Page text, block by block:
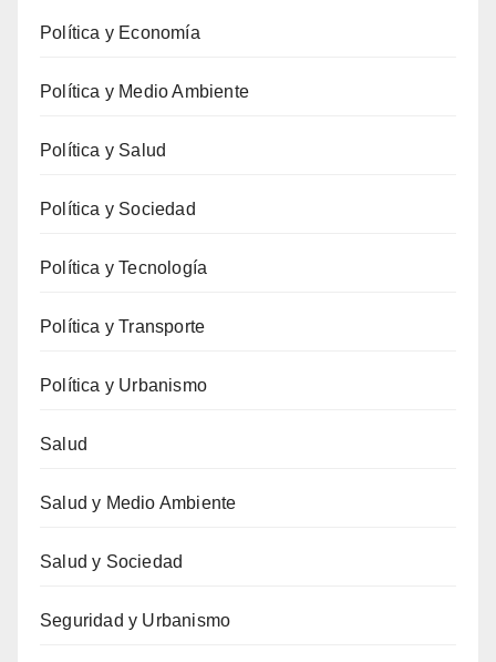
Política y Economía
Política y Medio Ambiente
Política y Salud
Política y Sociedad
Política y Tecnología
Política y Transporte
Política y Urbanismo
Salud
Salud y Medio Ambiente
Salud y Sociedad
Seguridad y Urbanismo